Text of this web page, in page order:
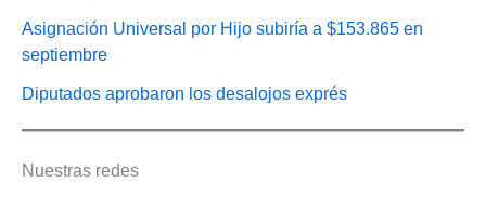
Asignación Universal por Hijo subiría a $153.865 en
septiembre
Diputados aprobaron los desalojos exprés
Nuestras redes